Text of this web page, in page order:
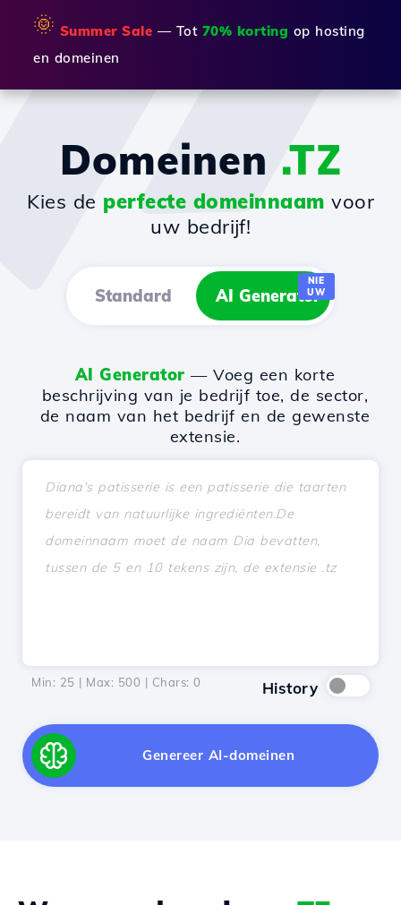
🌞 Summer Sale — Tot 70% korting op hosting
en domeinen
Domeinen .TZ
Kies de perfecte domeinnaam voor
uw bedrijf!
Standard AI Generator
NIE
UW
AI Generator — Voeg een korte
beschrijving van je bedrijf toe, de sector,
de naam van het bedrijf en de gewenste
extensie.
Min: 25 | Max: 500 | Chars: 0 History
Genereer AI-domeinen